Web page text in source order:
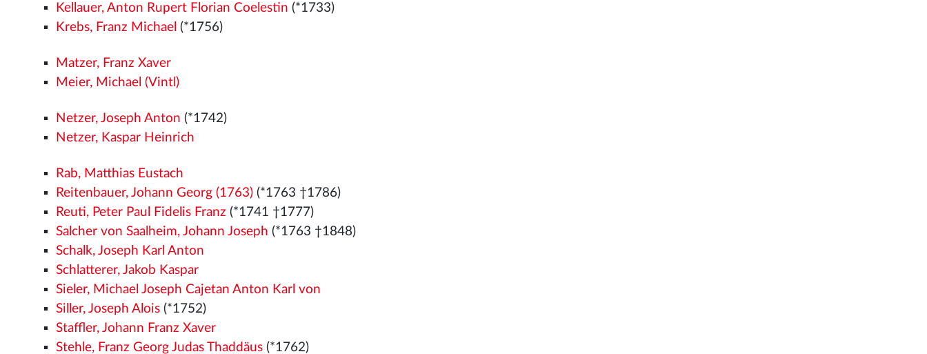
Kellauer, Anton Rupert Florian Coelestin (*1733)
Krebs, Franz Michael (*1756)
Matzer, Franz Xaver
Meier, Michael (Vintl)
Netzer, Joseph Anton (*1742)
Netzer, Kaspar Heinrich
Rab, Matthias Eustach
Reitenbauer, Johann Georg (1763) (*1763 †1786)
Reuti, Peter Paul Fidelis Franz (*1741 †1777)
Salcher von Saalheim, Johann Joseph (*1763 †1848)
Schalk, Joseph Karl Anton
Schlatterer, Jakob Kaspar
Sieler, Michael Joseph Cajetan Anton Karl von
Siller, Joseph Alois (*1752)
Staffler, Johann Franz Xaver
Stehle, Franz Georg Judas Thaddäus (*1762)